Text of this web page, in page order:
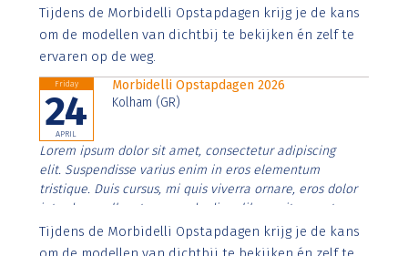
Aenean faucibus nibh et justo cursus id rutrum lorem
imperdiet. Nunc ut sem vitae risus tristique posuere.
Tijdens de Morbidelli Opstapdagen krijg je de kans
om de modellen van dichtbij te bekijken én zelf te
ervaren op de weg.
Friday
24
APRIL
Morbidelli Opstapdagen 2026
Kolham (GR)
Lorem ipsum dolor sit amet, consectetur adipiscing
elit. Suspendisse varius enim in eros elementum
tristique. Duis cursus, mi quis viverra ornare, eros dolor
interdum nulla, ut commodo diam libero vitae erat.
Aenean faucibus nibh et justo cursus id rutrum lorem
imperdiet. Nunc ut sem vitae risus tristique posuere.
Tijdens de Morbidelli Opstapdagen krijg je de kans